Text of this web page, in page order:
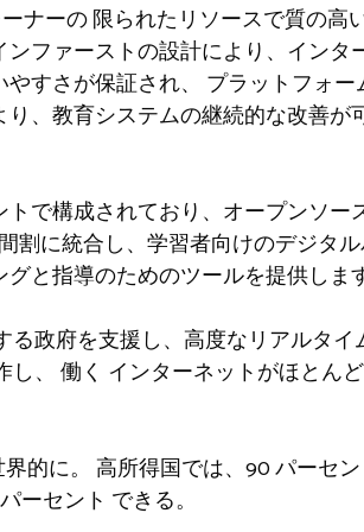
ーナーの限られたリソースで質の高
ファーストの設計により、インタ
すさが保証され、 プラットフォー
、教育システムの継続的な改善が
で構成されており、オープンソー
割に統合し、学習者向けのデジタ
と指導のためのツールを提供しま
政府を支援し、高度なリアルタイ
、 働く インターネットがほとん
的に。 高所得国では、90パーセン
ーセント できる。